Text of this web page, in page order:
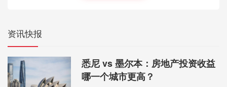
此外，每处房产的租金收益率都远高于全国房屋租金收益率 4% 的水
西澳大利亚州有六个郊区符合该标准，新南威尔士州有两个郊区，塔斯
马尼亚州有一个郊区。维多利亚州没有一个郊区符合住房投资标准。
说到公寓，昆士兰州符合标准的郊区最多（共有 8 个），其次是维多利
资讯快报
悉尼 vs 墨尔本：房地产投资收益
哪一个城市更高？